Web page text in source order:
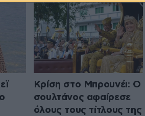
Κρίση στο Μπρουνέι: Ο
σουλτάνος αφαίρεσε
όλους τους τίτλους της